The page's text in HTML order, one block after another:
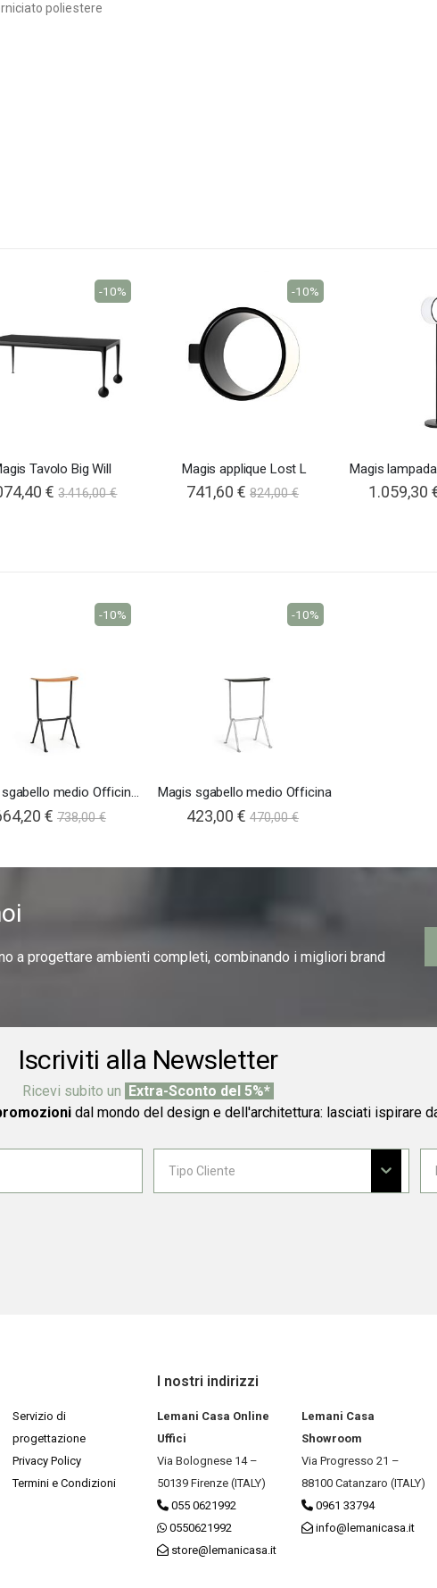
poliestere
Tavolo Big Will
€ 3.416,00 €
-10%
Magis applique Lost L
Special
Price
741,60 € 824,00 €
-10%
Magis
1.059,30
Magis sgabello medio Officina rivestito
€ 738,00 €
-10%
Magis sgabello medio Officina
423,00 € 470,00 €
-10%
a progettare ambienti completi, combinando i migliori brand
Iscriviti alla Newsletter
Ricevi subito un Extra-Sconto del 5%*
dal mondo del design e dell'architettura: lasciati ispirare
Servizio di
progettazione
Privacy Policy
Termini e Condizioni
I nostri indirizzi
Lemani Casa Online
Uffici
Via Bolognese 14 –
50139 Firenze (ITALY)
055 0621992
0550621992
store@lemanicasa.it
Lemani Casa
Showroom
Via Progresso 21 –
88100 Catanzaro (ITALY)
0961 33794
info@lemanicasa.it